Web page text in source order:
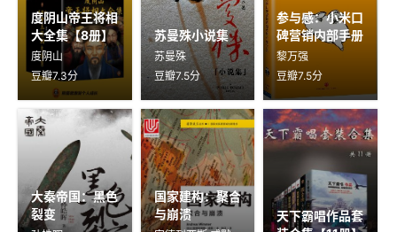
度阴山帝王将相
大全集【8册】
度阴山
豆瓣7.3分
苏曼殊小说集
苏曼殊
豆瓣7.5分
参与感：小米口
碑营销内部手册
黎万强
豆瓣7.5分
大秦帝国：黑色
裂变
国家建构：聚合
与崩溃
天下霸唱作品套